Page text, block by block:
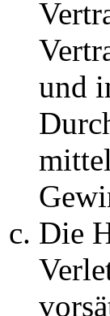
und
Die